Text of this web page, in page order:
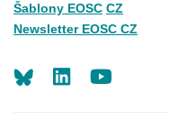
Šablony EOSC CZ
Newsletter EOSC CZ
LinkedIn